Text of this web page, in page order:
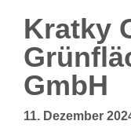
Kratky
GmbH
11. Dezember